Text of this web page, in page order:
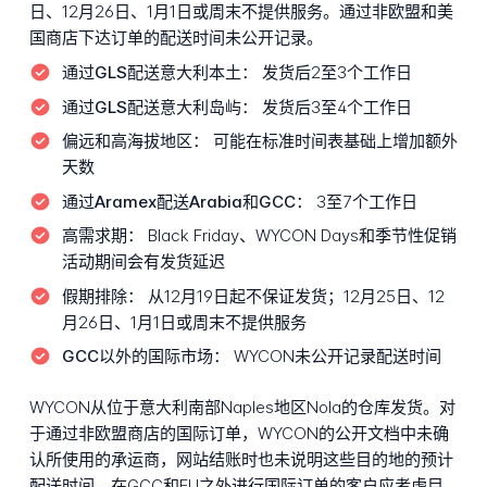
日、12月26日、1月1日或周末不提供服务。通过非欧盟和美
国商店下达订单的配送时间未公开记录。
通过GLS配送意大利本土：
发货后2至3个工作日
通过GLS配送意大利岛屿：
发货后3至4个工作日
偏远和高海拔地区：
可能在标准时间表基础上增加额外
天数
通过Aramex配送Arabia和GCC：
3至7个工作日
高需求期：
Black Friday、WYCON Days和季节性促销
活动期间会有发货延迟
假期排除：
从12月19日起不保证发货；12月25日、12
月26日、1月1日或周末不提供服务
GCC以外的国际市场：
WYCON未公开记录配送时间
WYCON从位于意大利南部Naples地区Nola的仓库发货。对
于通过非欧盟商店的国际订单，WYCON的公开文档中未确
认所使用的承运商，网站结账时也未说明这些目的地的预计